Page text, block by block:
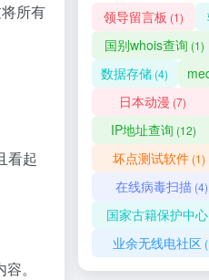
所有
看起
。
领导留言板 (1)
国别whois查询 (1)
数据存储 (4)
日本动漫 (7)
IP地址查询 (12)
坏点测试软件(1)
在线病毒扫描 (4)
国家古籍保护中心
业余无线电社区